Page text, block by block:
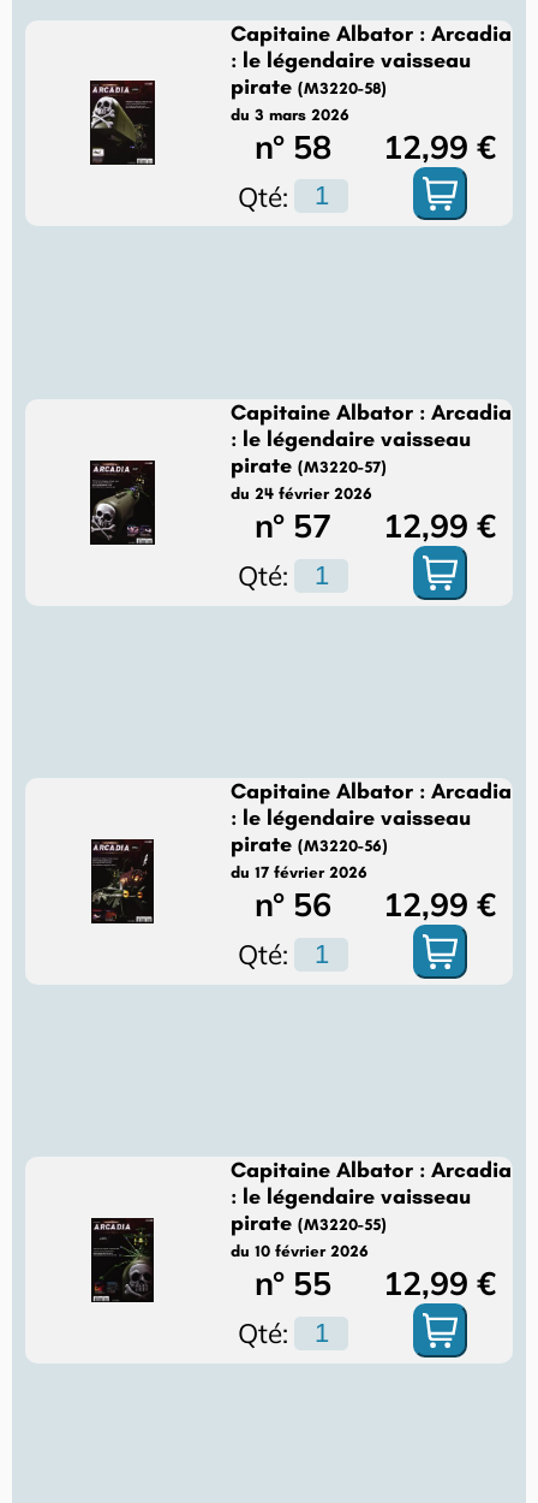
Capitaine Albator : Arcadia
: le légendaire vaisseau
pirate(M3220-58)
du 3 mars 2026
n° 58 12,99 €
Qté:
Capitaine Albator : Arcadia
: le légendaire vaisseau
pirate(M3220-57)
du 24 février 2026
n° 57 12,99 €
Qté:
Capitaine Albator : Arcadia
: le légendaire vaisseau
pirate(M3220-56)
du 17 février 2026
n° 56 12,99 €
Qté:
Capitaine Albator : Arcadia
: le légendaire vaisseau
pirate(M3220-55)
du 10 février 2026
n° 55 12,99 €
Qté: